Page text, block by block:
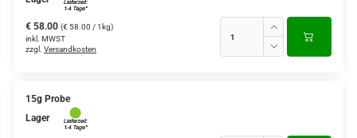
€ 58.00 (€ 58.00 / 1kg)
inkl. MWST
zzgl. Versandkosten
15g Probe
Lager